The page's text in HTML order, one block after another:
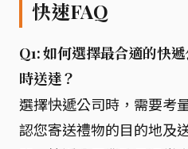
快速FAQ
Q1: 如何選擇最合適的快
時送達？
選擇快遞公司時，需要考
認您寄送禮物的目的地及